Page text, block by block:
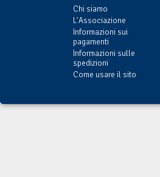
Chi siamo
L'Associazione
Informazioni sui
pagamenti
Informazioni sulle
spedizioni
Come usare il sito